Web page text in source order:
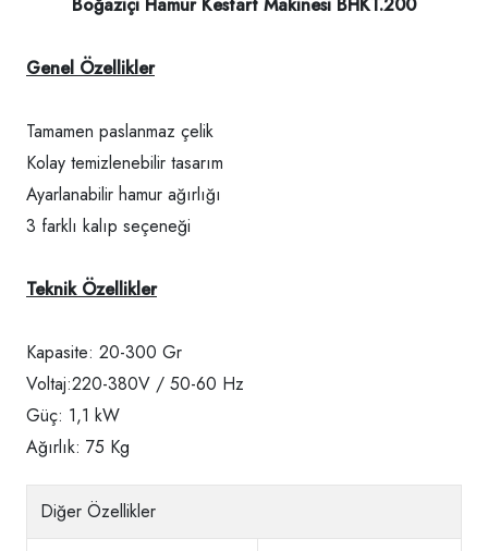
Boğaziçi Hamur Kestart Makinesi BHKT.200
Genel Özellikler
Tamamen paslanmaz çelik
Kolay temizlenebilir tasarım
Ayarlanabilir hamur ağırlığı
3 farklı kalıp seçeneği
Teknik Özellikler
Kapasite: 20-300 Gr
Voltaj:220-380V / 50-60 Hz
Güç: 1,1 kW
Ağırlık: 75 Kg
Diğer Özellikler